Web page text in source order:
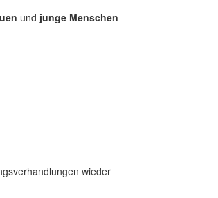
und junge Menschen
wieder